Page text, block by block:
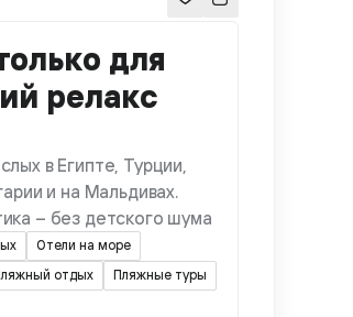
для
релакс
в Египте, Турции,
и на Мальдивах.
– без детского шума
Отели на море
отдых Пляжные туры